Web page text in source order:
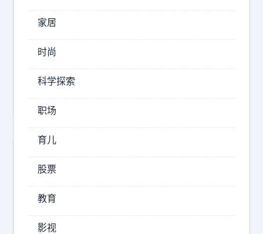
16:57
旭
史
家居
时尚
科学探索
职场
育儿
股票
教育
影视